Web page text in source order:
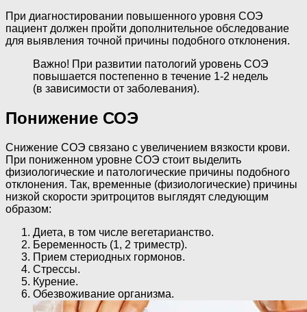
При диагностировании повышенного уровня СОЭ
пациент должен пройти дополнительное обследование
для выявления точной причины подобного отклонения.
Важно! При развитии патологий уровень СОЭ
повышается постепенно в течение 1-2 недель
(в зависимости от заболевания).
Понижение СОЭ
Снижение СОЭ связано с увеличением вязкости крови.
При пониженном уровне СОЭ стоит выделить
физиологические и патологические причины подобного
отклонения. Так, временные (физиологические) причины
низкой скорости эритроцитов выглядят следующим
образом:
Диета, в том числе вегетарианство.
Беременность (1, 2 триместр).
Прием стериодных гормонов.
Стрессы.
Курение.
Обезвоживание организма.